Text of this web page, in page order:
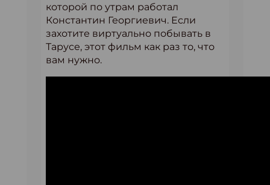
которой по утрам работал
Константин Георгиевич. Если
захотите виртуально побывать в
Тарусе, этот фильм как раз то, что
вам нужно.